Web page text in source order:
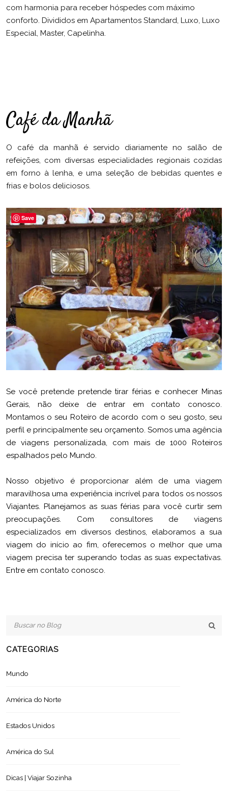
com harmonia para receber hóspedes com máximo
conforto. Divididos em Apartamentos Standard, Luxo, Luxo
Especial, Master, Capelinha.
Café da Manhã
O café da manhã é servido diariamente no salão de
refeições, com diversas especialidades regionais cozidas
em forno à lenha, e uma seleção de bebidas quentes e
frias e bolos deliciosos.
Se você pretende pretende tirar férias e conhecer Minas
Gerais, não deixe de entrar em contato conosco.
Montamos o seu Roteiro de acordo com o seu gosto, seu
perfil e principalmente seu orçamento. Somos uma agência
de viagens personalizada, com mais de 1000 Roteiros
espalhados pelo Mundo.
Nosso objetivo é proporcionar além de uma viagem
maravilhosa uma experiência incrível para todos os nossos
Viajantes. Planejamos as suas férias para você curtir sem
preocupações. Com consultores de viagens
especializados em diversos destinos, elaboramos a sua
viagem do início ao fim, oferecemos o melhor que uma
viagem precisa ter superando todas as suas expectativas.
Entre em contato conosco.
CATEGORIAS
Mundo
América do Norte
Estados Unidos
América do Sul
Dicas | Viajar Sozinha
Save